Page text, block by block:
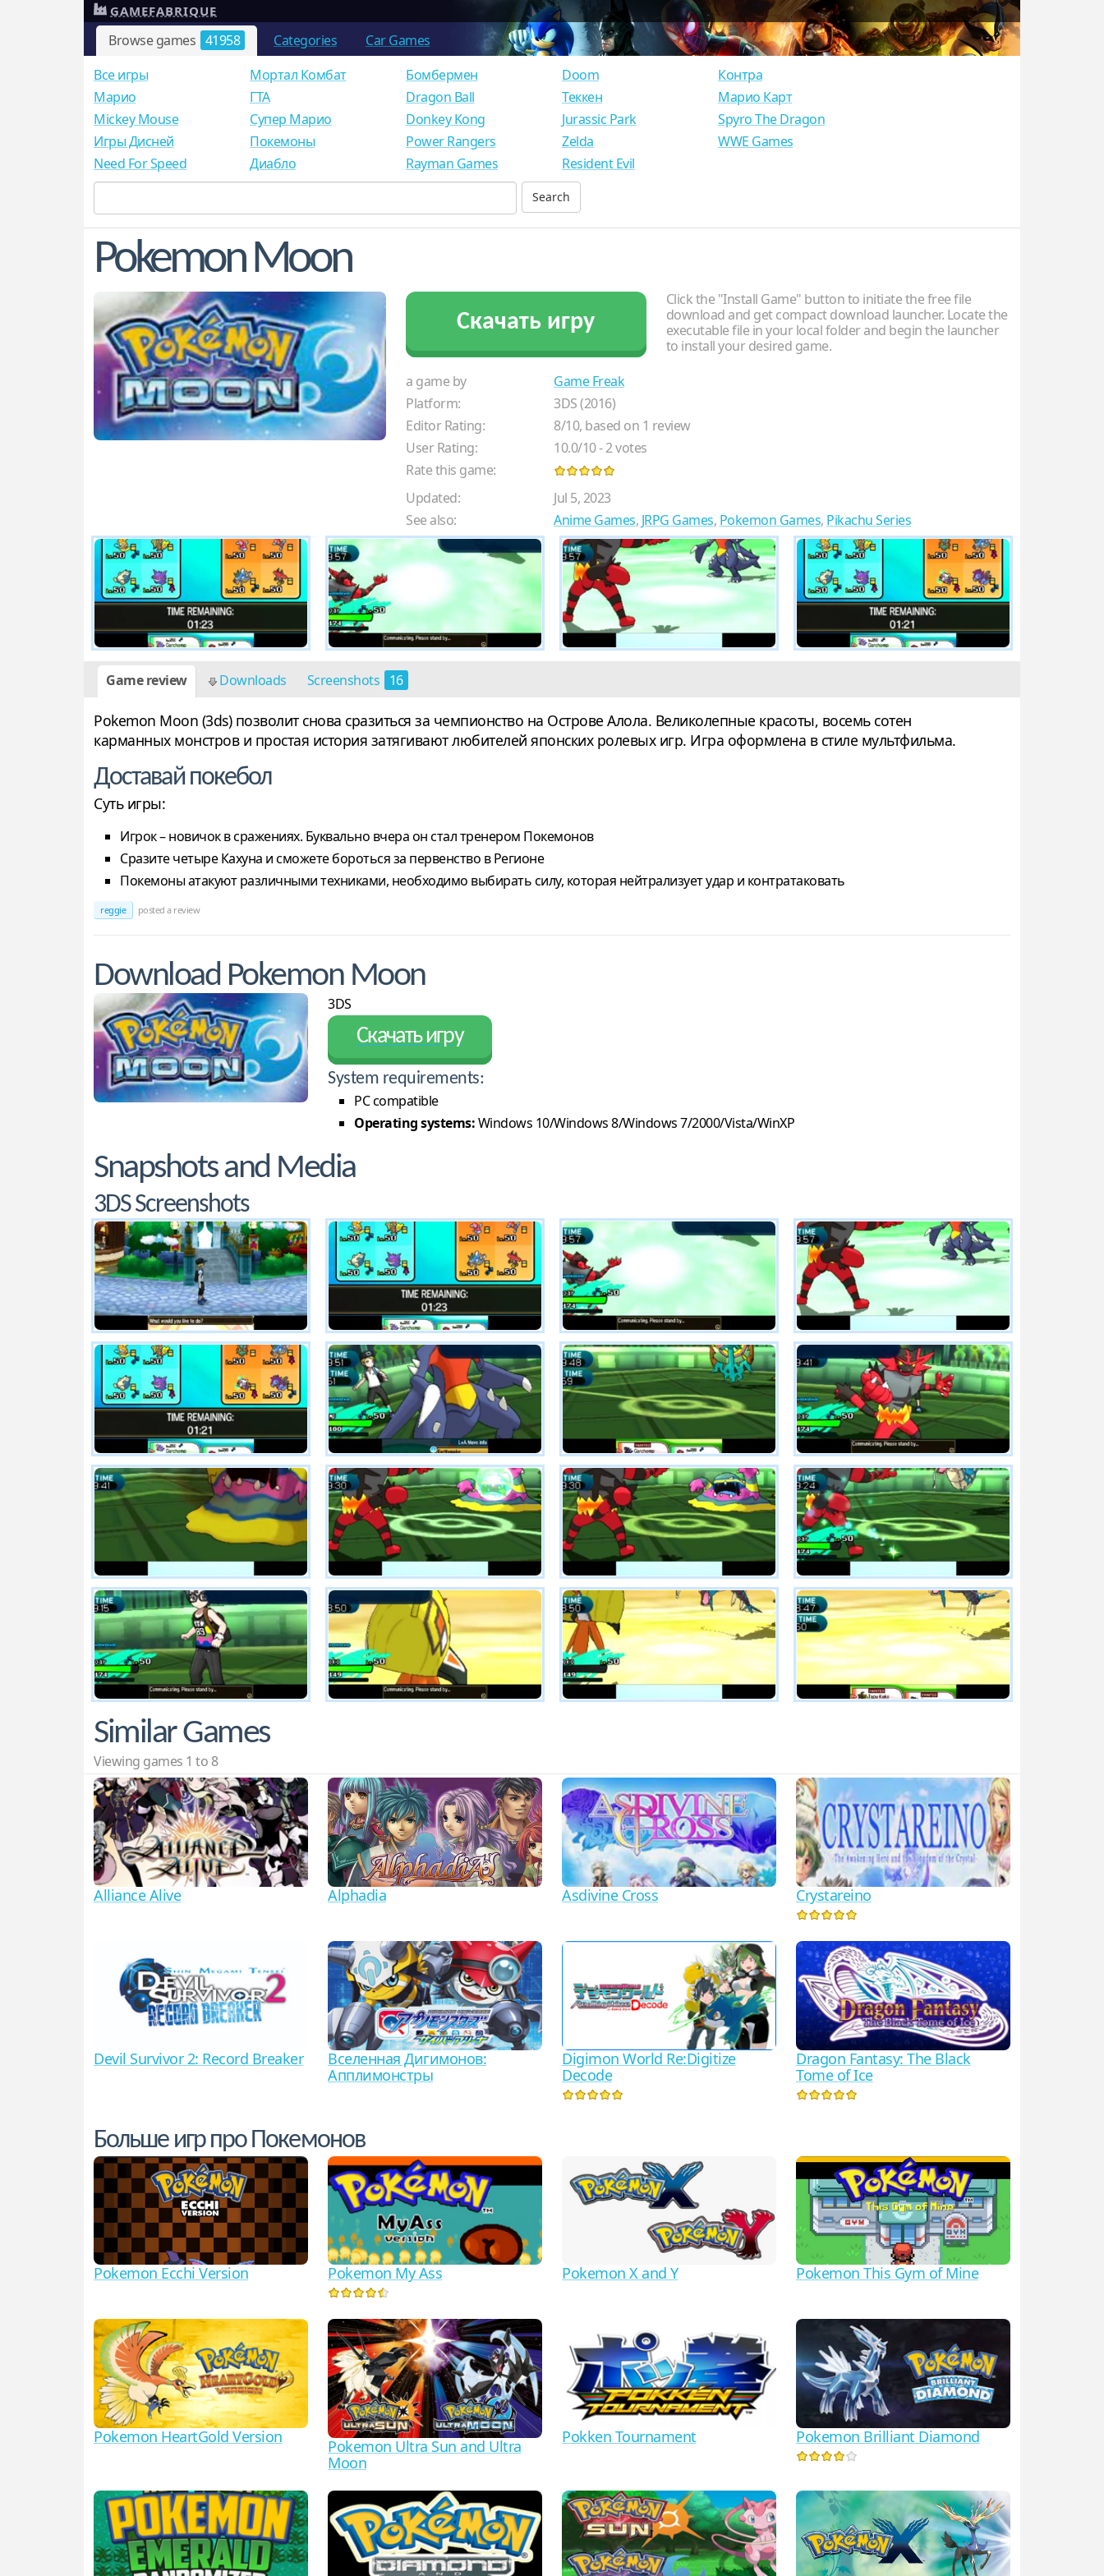
Browse games 41958 Categories Car Games
GAMEFABRIQUE
Все игры
Mарио
Mickey Mouse
Игры Дисней
Need For Speed
Мортал Комбат
ГТА
Супер Марио
Покемоны
Диабло
Бомбермен
Dragon Ball
Donkey Kong
Power Rangers
Rayman Games
Doom
Теккен
Jurassic Park
Zelda
Resident Evil
Контра
Марио Карт
Spyro The Dragon
WWE Games
Pokemon Moon
Скачать игру
Click the "Install Game" button to initiate the free file
download and get compact download launcher. Locate the
executable file in your local folder and begin the launcher
to install your desired game.
a game by
Game Freak
Platform:
3DS (2016)
Editor Rating:
8/10, based on 1 review
User Rating:
10.0/10-2votes
Rate this game:
Updated:
Jul 5, 2023
See also:
Anime Games, JRPG Games, Pokemon Games, Pikachu Series
Game review Downloads Screenshots 16
Pokemon Moon (3ds) позволит снова сразиться за чемпионство на Острове Алола. Великолепные красоты, восемь сотен
карманных монстров и простая история затягивают любителей японских ролевых игр. Игра оформлена в стиле мультфильма.
Доставай покебол
Суть игры:
Игрок – новичок в сражениях. Буквально вчера он стал тренером Покемонов
Сразите четыре Кахуна и сможете бороться за первенство в Регионе
Покемоны атакуют различными техниками, необходимо выбирать силу, которая нейтрализует удар и контратаковать
reggie posted a review
Download Pokemon Moon
3DS
Скачать игру
System requirements:
PC compatible
Operating systems:Windows 10/Windows 8/Windows 7/2000/Vista/WinXP
Snapshots and Media
3DS Screenshots
Similar Games
Viewing games 1 to 8
Alliance Alive Alphadia Asdivine Cross Crystareino
Devil Survivor 2: Record Breaker
Вселенная Дигимонов:
Апплимонстры
Digimon World Re:Digitize
Decode
Dragon Fantasy: The Black
Tome of Ice
Больше игр про Покемонов
Pokemon Ecchi Version Pokemon My Ass Pokemon X and Y Pokemon This Gym of Mine
Pokemon HeartGold Version
Pokemon Ultra Sun and Ultra
Moon
Pokken Tournament Pokemon Brilliant Diamond